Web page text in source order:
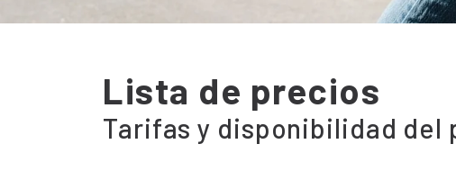
Lista de precios
Tarifas y disponibilidad del